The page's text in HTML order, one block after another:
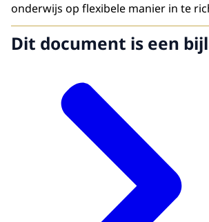
onderwijs op flexibele manier in te
Dit document is een